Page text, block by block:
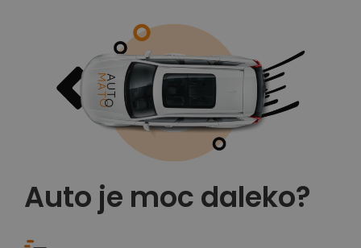
Auto je moc daleko?